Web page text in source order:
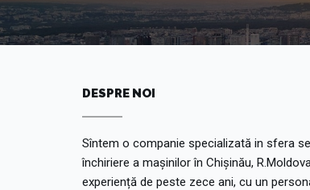
DESPRE NOI
Sîntem o companie specializată in sfera
închiriere a mașinilor în Chișinău,
experiență de peste zece ani, cu un